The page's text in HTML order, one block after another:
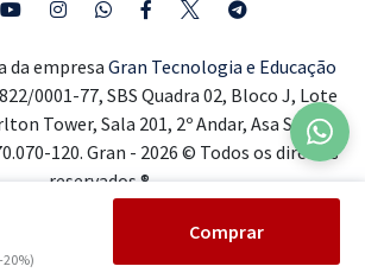
20%)
Comprar
da empresa Gran Tecnologia e Educação
0001-77, SBS Quadra 02, Bloco J, Lote
Tower, Sala 201, 2º Andar, Asa Sul,
120. Gran - 2026 © Todos os direitos
reservados ®